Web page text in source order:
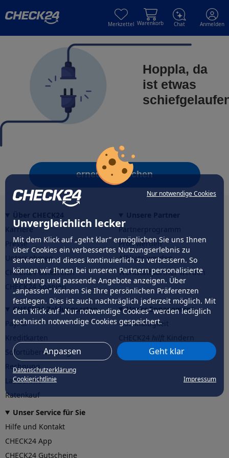
Nur notwendige Cookies
Unvergleichlich lecker
Mit dem Klick auf „geht klar” ermöglichen Sie uns Ihnen
über Cookies ein verbessertes Nutzungserlebnis zu
servieren und dieses kontinuierlich zu verbessern. So
können wir Ihnen bei unseren Partnern personalisierte
Werbung und passende Angebote anzeigen. Über
„anpassen” können Sie Ihre persönlichen Präferenzen
festlegen. Dies ist auch nachträglich jederzeit möglich. Mit
dem Klick auf „Nur notwendige Cookies” werden lediglich
technisch notwendige Cookies gespeichert.
Anpassen Geht klar
Datenschutzerklärung
Cookierichtlinie
Impressum
Merkzettel Warenkorb Chat Anmelden
Hoppla, da
ist etwas
erneut versuchen
Karriere
Presse
Unternehmen
CHECK24 Österreich
CHECK24 Spanien
Partnerprogramm
Profi werden
Affiliate werden
Werkstattpartner werden
CHECK24 Zahlungsarten
PayPal
Sofortüberweisung
Rechnung
Lastschrift
Ratenkauf
Unser Engagement
Nachhaltigkeit
CHECK24hilftder Natur
Unser Service für Sie
Hilfe und Kontakt
CHECK24 App
CHECK24 Gutscheine